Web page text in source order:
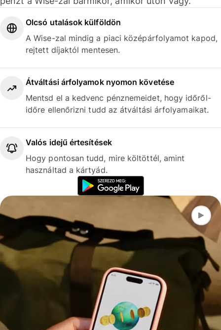
Olcsó utalások külföldön
A Wise-zal mindig a piaci középárfolyamot kapod,
rejtett díjaktól mentesen.
Átváltási árfolyamok nyomon követése
Mentsd el a kedvenc pénznemeidet, hogy időről-
időre ellenőrizni tudd az átváltási árfolyamaikat.
Valós idejű értesítések
Hogy pontosan tudd, mire költöttél, amint
használtad a kártyád.